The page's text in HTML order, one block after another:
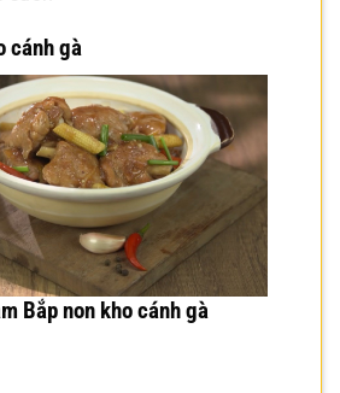
cánh gà
Bắp non kho cánh gà